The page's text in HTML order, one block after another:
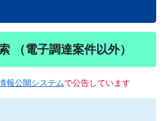
（電子調達案件以外）
報公開システムで公告しています